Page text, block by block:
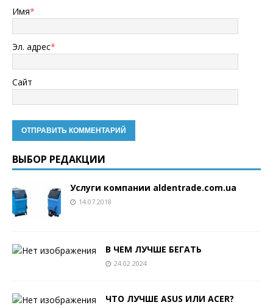
Имя*
Эл. адрес*
Сайт
ВЫБОР РЕДАКЦИИ
Услуги компании aldentrade.com.ua
14.07.2018
В ЧЕМ ЛУЧШЕ БЕГАТЬ
24.02.2024
ЧТО ЛУЧШЕ ASUS ИЛИ ACER?